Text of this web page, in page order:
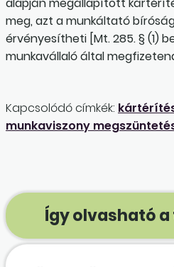
alapján megállapított
meg, azt a munkáltató
érvényesítheti [Mt. 285. § (1)
munkavállaló által
Kapcsolódó címkék:
munkaviszony
Így olvasható